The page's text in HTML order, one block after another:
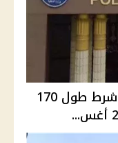
التقديم لكلية الشرطة 2026.. شرط طول 170